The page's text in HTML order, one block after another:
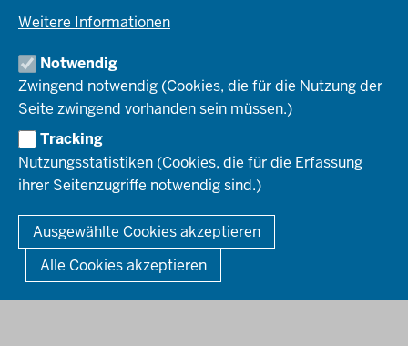
Weitere Informationen
Notwendig
Zwingend notwendig (Cookies, die für die Nutzung der
Seite zwingend vorhanden sein müssen.)
Tracking
Nutzungsstatistiken (Cookies, die für die Erfassung
ihrer Seitenzugriffe notwendig sind.)
Ausgewählte Cookies akzeptieren
Alle Cookies akzeptieren
Umwelt & Natur
Organisationsplan
Institutionen
Ausbildung
Pressefotos
Social-Media-Kanäle
REGIONALRAT DÜSSELDORF
SERVICES
Bekanntmachungen
Förderprogramme
Kontakt
Mediathek
So finden Sie uns
Anerkennung von Bildungsnachweisen
Offenlagen
HOTLINE
© 2026 Bezirksregierung Düsseldorf
Fußzeile
DATENSCHUTZ BARRIEREFREIHEIT
IMPRESSUM
KONTAKT